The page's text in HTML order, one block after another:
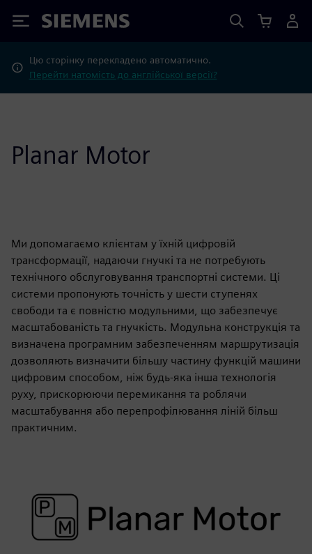
Siemens
Цю сторінку перекладено автоматично.
Перейти натомість до англійської версії?
Planar Motor
Ми допомагаємо клієнтам у їхній цифровій
трансформації, надаючи гнучкі та не потребують
технічного обслуговування транспортні системи. Ці
системи пропонують точність у шести ступенях
свободи та є повністю модульними, що забезпечує
масштабованість та гнучкість. Модульна конструкція та
визначена програмним забезпеченням маршрутизація
дозволяють визначити більшу частину функцій машини
цифровим способом, ніж будь-яка інша технологія
руху, прискорюючи перемикання та роблячи
масштабування або перепрофілювання ліній більш
практичним.